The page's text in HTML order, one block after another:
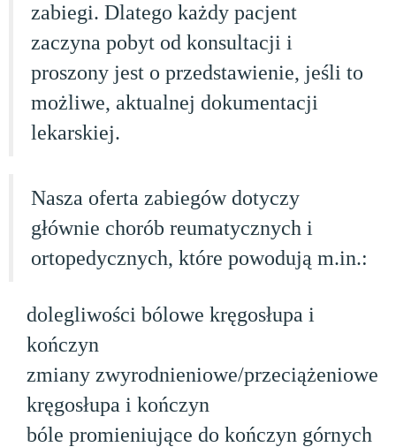
zabiegi. Dlatego każdy pacjent
zaczyna pobyt od konsultacji i
proszony jest o przedstawienie, jeśli to
możliwe, aktualnej dokumentacji
lekarskiej.
Nasza oferta zabiegów dotyczy
głównie chorób reumatycznych i
ortopedycznych, które powodują m.in.:
dolegliwości bólowe kręgosłupa i
kończyn
zmiany zwyrodnieniowe/przeciążeniowe
kręgosłupa i kończyn
bóle promieniujące do kończyn górnych